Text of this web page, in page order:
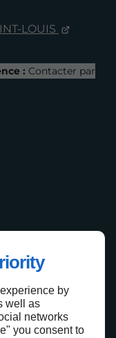
by
well as
networks
you consent to
LOUIS
: Contacter par